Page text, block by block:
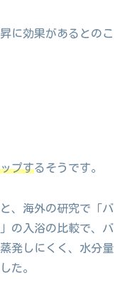
に効果があるとのこ
プするそうです。
、海外の研究で「バ
の入浴の比較で、バ
発しにくく、水分量
た。